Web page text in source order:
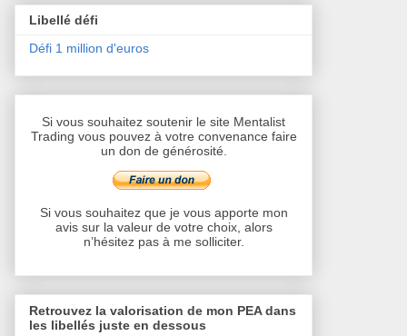
Libellé défi
Défi 1 million d'euros
Si vous souhaitez soutenir le site Mentalist
Trading vous pouvez à votre convenance faire
un don de générosité.
Si vous souhaitez que je vous apporte mon
avis sur la valeur de votre choix, alors
n’hésitez pas à me solliciter.
Retrouvez la valorisation de mon PEA dans
les libellés juste en dessous